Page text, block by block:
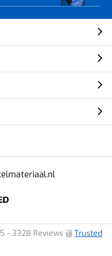
5 - 3328 Reviews @ Trusted